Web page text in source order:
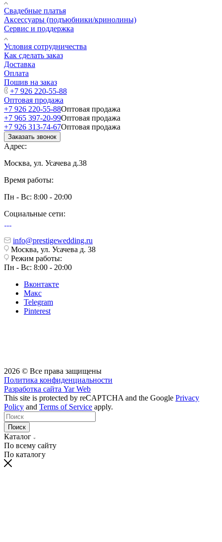
Свадебные платья
Аксессуары (подъюбники/кринолины)
Сервис и поддержка
Условия сотрудничества
Как сделать заказ
Доставка
Оплата
Пошив на заказ
+7 926 220-55-88
Оптовая продажа
+7 926 220-55-88Оптовая продажа
+7 965 397-20-99Оптовая продажа
+7 926 313-74-67Оптовая продажа
Заказать звонок
Адрес:
Москва, ул. Усачева д.38
Время работы:
Пн - Вс: 8:00 - 20:00
Социальные сети:
info@prestigewedding.ru
Москва, ул. Усачева д. 38
Режим работы:
Пн - Вс: 8:00 - 20:00
Вконтакте
Макс
Telegram
Pinterest
2026 © Все права защищены
Политика конфиденциальности
Разработка сайта Yar Web
This site is protected by reCAPTCHA and the Google Privacy
Policy and Terms of Service apply.
Поиск
Каталог
По всему сайту
По каталогу